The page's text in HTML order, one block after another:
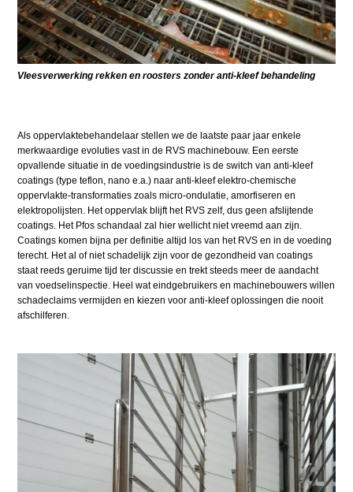
Vleesverwerking rekken en roosters zonder anti-kleef behandeling
Als oppervlaktebehandelaar stellen we de laatste paar jaar enkele
merkwaardige evoluties vast in de RVS machinebouw. Een eerste
opvallende situatie in de voedingsindustrie is de switch van anti-kleef
coatings (type teflon, nano e.a.) naar anti-kleef elektro-chemische
oppervlakte-transformaties zoals micro-ondulatie, amorfiseren en
elektropolijsten. Het oppervlak blijft het RVS zelf, dus geen afslijtende
coatings. Het Pfos schandaal zal hier wellicht niet vreemd aan zijn.
Coatings komen bijna per definitie altijd los van het RVS en in de voeding
terecht. Het al of niet schadelijk zijn voor de gezondheid van coatings
staat reeds geruime tijd ter discussie en trekt steeds meer de aandacht
van voedselinspectie. Heel wat eindgebruikers en machinebouwers willen
schadeclaims vermijden en kiezen voor anti-kleef oplossingen die nooit
afschilferen.